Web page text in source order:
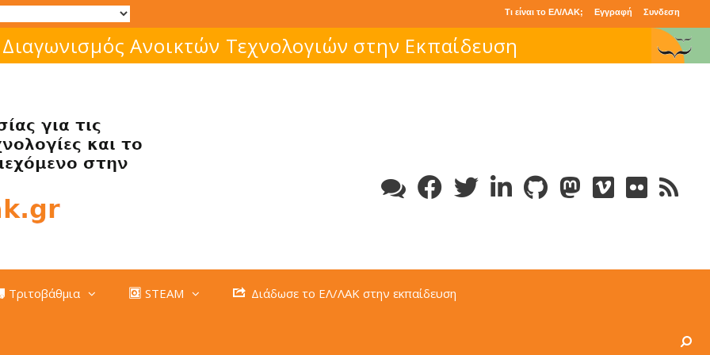
Τι είναι το ΕΛ/ΛΑΚ; Εγγραφή Συνδεση
Ανοικτών Τεχνολογιών στην Εκπαίδευση
Τριτοβάθμια STEAM Διάδωσε το ΕΛ/ΛΑΚ στην εκπαίδευση
Search